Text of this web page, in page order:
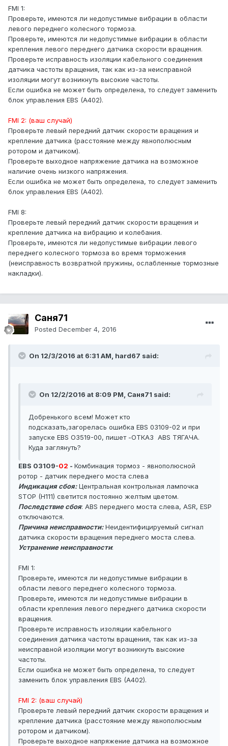
FMI 1:
Проверьте, имеются ли недопустимые вибрации в области
левого переднего колесного тормоза.
Проверьте, имеются ли недопустимые вибрации в области
крепления левого переднего датчика скорости вращения.
Проверьте исправность изоляции кабельного соединения
датчика частоты вращения, так как из-за неисправной
изоляции могут возникнуть высокие частоты.
Если ошибка не может быть определена, то следует заменить
блок управления EBS (A402).
FMI 2: (ваш случай)
Проверьте левый передний датчик скорости вращения и
крепление датчика (расстояние между явнополюсным
ротором и датчиком).
Проверьте выходное напряжение датчика на возможное
наличие очень низкого напряжения.
Если ошибка не может быть определена, то следует заменить
блок управления EBS (A402).
FMI 8:
Проверьте левый передний датчик скорости вращения и
крепление датчика на вибрацию и колебания.
Проверьте, имеются ли недопустимые вибрации левого
переднего колесного тормоза во время торможения
(неисправность возвратной пружины, ослабленные тормозные
накладки).
Саня71
Posted December 4, 2016
On 12/3/2016 at 6:31 AM, hard67 said:
On 12/2/2016 at 8:09 PM, Саня71 said:
Добренького всем! Может кто
подсказать,загорелась ошибка EBS 03109-02 и при
запуске EBS O3519-00, пишет -ОТКАЗ ABS ТЯГАЧА.
Куда заглянуть?
EBS 03109-02 - Комбинация тормоз - явнополюсной
ротор - датчик переднего моста слева
Индикация сбоя:Центральная контрольная лампочка
STOP (H111) светится постоянно желтым цветом.
Последствие сбоя: ABS переднего моста слева, ASR, ESP
отключаются.
Причина неисправности:Неидентифицируемый сигнал
датчика скорости вращения переднего моста слева.
Устранение неисправности:
FMI 1:
Проверьте, имеются ли недопустимые вибрации в
области левого переднего колесного тормоза.
Проверьте, имеются ли недопустимые вибрации в
области крепления левого переднего датчика скорости
вращения.
Проверьте исправность изоляции кабельного
соединения датчика частоты вращения, так как из-за
неисправной изоляции могут возникнуть высокие
частоты.
Если ошибка не может быть определена, то следует
заменить блок управления EBS (A402).
FMI 2: (ваш случай)
Проверьте левый передний датчик скорости вращения и
крепление датчика (расстояние между явнополюсным
ротором и датчиком).
Проверьте выходное напряжение датчика на возможное